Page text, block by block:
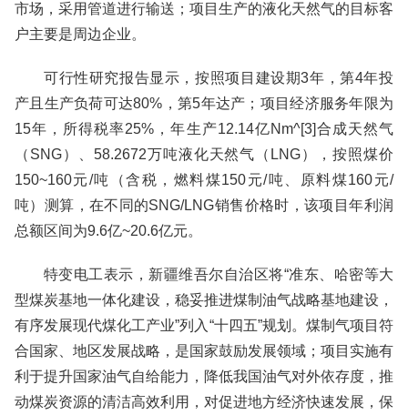
市场，采用管道进行输送；项目生产的液化天然气的目标客
户主要是周边企业。
可行性研究报告显示，按照项目建设期3年，第4年投
产且生产负荷可达80%，第5年达产；项目经济服务年限为
15年，所得税率25%，年生产12.14亿Nm^[3]合成天然气
（SNG）、58.2672万吨液化天然气（LNG），按照煤价
150~160元/吨（含税，燃料煤150元/吨、原料煤160元/
吨）测算，在不同的SNG/LNG销售价格时，该项目年利润
总额区间为9.6亿~20.6亿元。
特变电工表示，新疆维吾尔自治区将“准东、哈密等大
型煤炭基地一体化建设，稳妥推进煤制油气战略基地建设，
有序发展现代煤化工产业”列入“十四五”规划。煤制气项目符
合国家、地区发展战略，是国家鼓励发展领域；项目实施有
利于提升国家油气自给能力，降低我国油气对外依存度，推
动煤炭资源的清洁高效利用，对促进地方经济快速发展，保